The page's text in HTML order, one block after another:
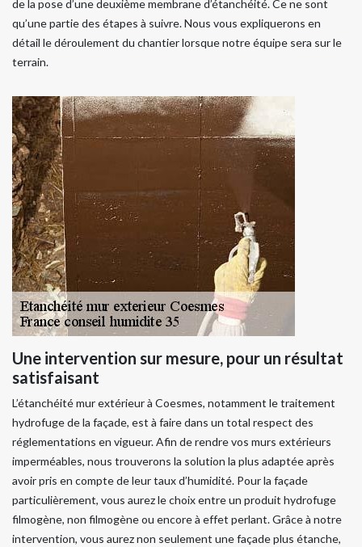
de la pose d’une deuxième membrane d’étanchéité. Ce ne sont
qu’une partie des étapes à suivre. Nous vous expliquerons en
détail le déroulement du chantier lorsque notre équipe sera sur le
terrain.
Une intervention sur mesure, pour un résultat
satisfaisant
L’étanchéité mur extérieur à Coesmes, notamment le traitement
hydrofuge de la façade, est à faire dans un total respect des
réglementations en vigueur. Afin de rendre vos murs extérieurs
imperméables, nous trouverons la solution la plus adaptée après
avoir pris en compte de leur taux d’humidité. Pour la façade
particulièrement, vous aurez le choix entre un produit hydrofuge
filmogène, non filmogène ou encore à effet perlant. Grâce à notre
intervention, vous aurez non seulement une façade plus étanche,